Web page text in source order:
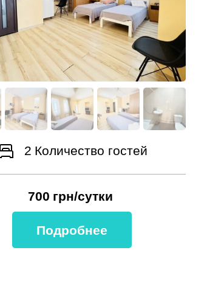
2 Количество гостей
700 грн/сутки
Подробнее